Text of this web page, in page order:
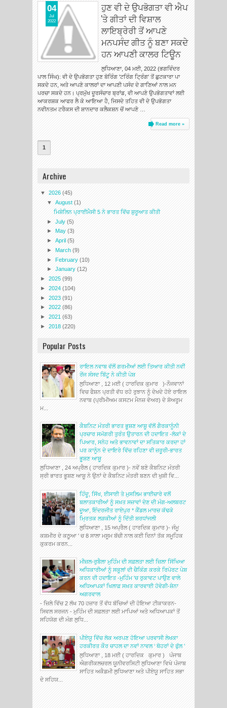
ਹੁਣ ਵੀ ਦੇ ਉਪਭੋਗਤਾ ਵੀ ਐਪ
'ਤੇ ਗੀਤਾਂ ਦੀ ਵਿਸ਼ਾਲ
ਲਾਇਬ੍ਰੇਰੀ ਤੋਂ ਆਪਣੇ
ਮਨਪਸੰਦ ਗੀਤ ਨੂੰ ਬਣਾ ਸਕਦੇ
ਹਨ ਆਪਣੀ ਕਾਲਰ ਟਿਊਨ
ਲੁਧਿਆਣਾ, 04 ਮਈ, 2022 (ਭਗਵਿੰਦਰ
ਪਾਲ ਸਿੰਘ): ਵੀ ਦੇ ਉਪਭੋਗਤਾ ਹੁਣ ਬੋਰਿੰਗ 'ਟਰਿੰਗ ਟ੍ਰਿੰਗ' ਤੋਂ ਛੁਟਕਾਰਾ ਪਾ
ਸਕਦੇ ਹਨ, ਅਤੇ ਆਪਣੇ ਕਾਲਰਾਂ ਦਾ ਆਪਣੀ ਪਸੰਦ ਦੇ ਗਾਣਿਆਂ ਨਾਲ ਮਨ
ਪਰਚਾ ਸਕਦੇ ਹਨ। ਪ੍ਰਮੁੱਖ ਦੂਰਸੰਚਾਰ ਬ੍ਰਾਂਡ, ਵੀ ਆਪਣੇ ਉਪਭੋਗਤਾਵਾਂ ਲਈ
ਆਕਰਸ਼ਕ ਆਫਰ ਲੈ ਕੇ ਆਇਆ ਹੈ, ਜਿਸਦੇ ਤਹਿਤ ਵੀ ਦੇ ਉਪਭੋਗਤਾ
ਨਵੀਨਤਮ ਟਰੈਕਸ ਦੀ ਸ਼ਾਨਦਾਰ ਕਲੈਕਸ਼ਨ ਚੋਂ ਆਪਣੇ …
Read more »
04
Jul
2022
1
Archive
▼ 2026 (45)
▼August(1)
ਮਿਸ਼ੇਲਿਨ ਪ੍ਰਾਈਮੈਸੀ 5 ਨੇ ਭਾਰਤ ਵਿੱਚ ਸ਼ੁਰੂਆਤ ਕੀਤੀ
►July(5)
► May(3)
►April(5)
►March(9)
► February(10)
►January(12)
► 2025 (99)
► 2024 (104)
► 2023 (91)
► 2022 (86)
► 2021 (63)
► 2018 (220)
Popular Posts
ਰਾਇਲ ਨਵਾਬ ਵੱਲੋਂ ਗਰਮੀਆਂ ਲਈ ਤਿਆਰ ਕੀਤੀ ਨਵੀਂ
ਰੇਂਜ ਸੰਸਦ ਬਿੱਟੂ ਨੇ ਕੀਤੀ ਪੇਸ਼
ਲੁਧਿਆਣਾ , 12 ਮਈ ( ਹਾਰਦਿਕ ਕੁਮਾਰ )-ਨੌਜਵਾਨਾਂ
ਵਿਚ ਫੈਸ਼ਨ ਪ੍ਰਤੀ ਵੱਧ ਰਹੇ ਰੁਝਾਨ ਨੂੰ ਦੇਖਦੇ ਹੋਏ ਰਾਇਲ
ਨਵਾਬ (ਪ੍ਰੀਮੀਅਮ ਕਸਟਮ ਮੈਨਜ਼ ਵੇਅਰ) ਦੇ ਸ਼ੋਅਰੂਮ
ਮ...
ਕੈਬਨਿਟ ਮੰਤਰੀ ਭਾਰਤ ਭੂਸ਼ਣ ਆਸ਼ੂ ਵੱਲੋਂ ਗੈਰਕਾਨੂੰਨੀ
ਪ੍ਰਚਾਰ ਸਮੱਗਰੀ ਤੁਰੰਤ ਉਤਾਰਨ ਦੀ ਹਦਾਇਤ -ਲੋਕਾਂ ਦੇ
ਪਿਆਰ, ਸਨੇਹ ਅਤੇ ਭਾਵਨਾਵਾਂ ਦਾ ਸਤਿਕਾਰ ਕਰਦਾ ਹਾਂ
ਪਰ ਕਾਨੂੰਨ ਦੇ ਦਾਇਰੇ ਵਿੱਚ ਰਹਿਣਾ ਵੀ ਜ਼ਰੂਰੀ-ਭਾਰਤ
ਭੂਸ਼ਣ ਆਸ਼ੂ
ਲੁਧਿਆਣਾ , 24 ਅਪ੍ਰੈਲ ( ਹਾਰਦਿਕ ਕੁਮਾਰ )- ਨਵੇਂ ਬਣੇ ਕੈਬਨਿਟ ਮੰਤਰੀ
ਸ੍ਰੀ ਭਾਰਤ ਭੂਸ਼ਣ ਆਸ਼ੂ ਨੇ ਉਨਾਂ ਦੇ ਕੈਬਨਿਟ ਮੰਤਰੀ ਬਣਨ ਦੀ ਖੁਸ਼ੀ ਵਿ...
ਹਿੰਦੂ, ਸਿੱਖ, ਈਸਾਈ ਤੇ ਮੁਸਲਿਮ ਭਾਈਚਾਰੇ ਵਲੋਂ
ਬਲਾਤਕਾਰੀਆਂ ਨੂੰ ਸਖ਼ਤ ਸਜ਼ਾਵਾਂ ਦੇਣ ਦੀ ਮੰਗ-ਅਲਬਰਟ
ਦੂਆ, ਇੰਦਰਜੀਤ ਰਾਏਪੁਰ * ਕੈਂਡਲ ਮਾਰਚ ਕੱਢਕੇ
ਮ੍ਰਿਤਕ ਲੜਕੀਆਂ ਨੂੰ ਦਿੱਤੀ ਸ਼ਰਧਾਂਜਲੀ
ਲੁਧਿਆਣਾ , 15 ਅਪ੍ਰੈਲ ( ਹਾਰਦਿਕ ਕੁਮਾਰ )- ਜੰਮੂ
ਕਸ਼ਮੀਰ ਦੇ ਕਠੂਆ ' ਚ 8 ਸਾਲਾ ਮਸੂਮ ਬੱਚੀ ਨਾਲ ਕਈ ਦਿਨਾਂ ਤੱਕ ਸਮੂਹਿਕ
ਕੁਕਰਮ ਕਰਨ...
ਮੀਜ਼ਲ-ਰੁਬੈਲਾ ਮੁਹਿੰਮ ਦੀ ਸਫ਼ਲਤਾ ਲਈ ਜ਼ਿਲਾ ਸਿੱਖਿਆ
ਅਧਿਕਾਰੀਆਂ ਨੂੰ ਸਕੂਲਾਂ ਦੀ ਚੈਕਿੰਗ ਕਰਕੇ ਰਿਪੋਰਟ ਪੇਸ਼
ਕਰਨ ਦੀ ਹਦਾਇਤ -ਮੁਹਿੰਮ 'ਚ ਰੁਕਾਵਟ ਪਾਉਣ ਵਾਲੇ
ਅਧਿਆਪਕਾਂ ਖਿਲਾਫ਼ ਸਖ਼ਤ ਕਾਰਵਾਈ ਹੋਵੇਗੀ-ਸ਼ੇਨਾ
ਅਗਰਵਾਲ
- ਜ਼ਿਲੇ ਵਿੱਚ 2 ਲੱਖ 70 ਹਜ਼ਾਰ ਤੋਂ ਵੱਧ ਬੱਚਿਆਂ ਦੀ ਹੋਇਆ ਟੀਕਾਕਰਨ-
ਸਿਵਲ ਸਰਜਨ - ਮੁਹਿੰਮ ਦੀ ਸਫ਼ਲਤਾ ਲਈ ਮਾਪਿਆਂ ਅਤੇ ਅਧਿਆਪਕਾਂ ਤੋਂ
ਸਹਿਯੋਗ ਦੀ ਮੰਗ ਲੁਧਿ...
ਪੀਏਯੂ ਵਿੱਚ ਲੋਕ ਅਰਪਣ ਹੋਇਆ ਪਰਵਾਸੀ ਲੇਖਕਾ
ਹਰਕੀਰਤ ਕੌਰ ਚਾਹਲ ਦਾ ਨਵਾਂ ਨਾਵਲ ‘ ਥੋਹਰਾਂ ਦੇ ਫੁੱਲ ’
ਲੁਧਿਆਣਾ , 18 ਮਈ ( ਹਾਰਦਿਕ ਕੁਮਾਰ ) ਪੰਜਾਬ
ਐਗਰੀਕਲਚਰਲ ਯੂਨੀਵਰਸਿਟੀ ਲੁਧਿਆਣਾ ਵਿਖੇ ਪੰਜਾਬ
ਸਾਹਿਤ ਅਕੈਡਮੀ ਲੁਧਿਆਣਾ ਅਤੇ ਪੀਏਯੂ ਸਾਹਿਤ ਸਭਾ
ਦੇ ਸਹਿਯ...